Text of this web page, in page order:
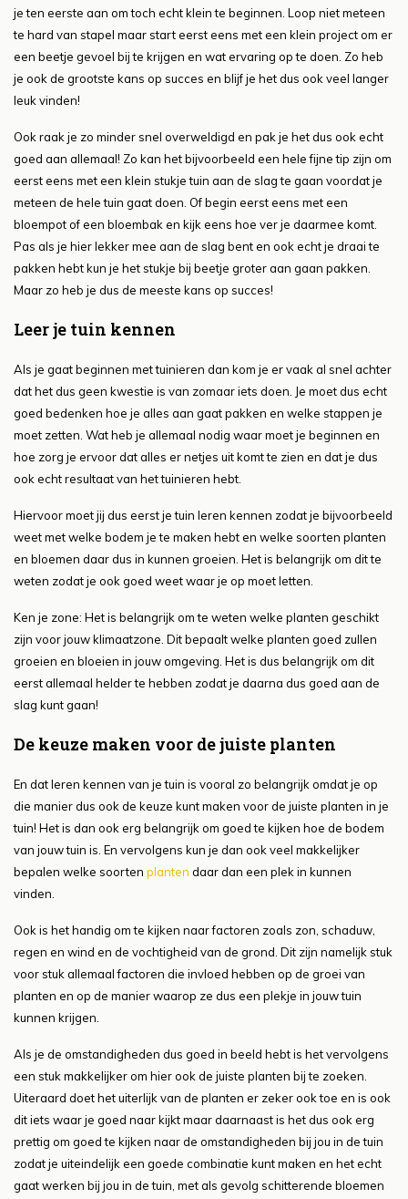
je ten eerste aan om toch echt klein te beginnen. Loop niet meteen
te hard van stapel maar start eerst eens met een klein project om er
een beetje gevoel bij te krijgen en wat ervaring op te doen. Zo heb
je ook de grootste kans op succes en blijf je het dus ook veel langer
leuk vinden!
Ook raak je zo minder snel overweldigd en pak je het dus ook echt
goed aan allemaal! Zo kan het bijvoorbeeld een hele fijne tip zijn om
eerst eens met een klein stukje tuin aan de slag te gaan voordat je
meteen de hele tuin gaat doen. Of begin eerst eens met een
bloempot of een bloembak en kijk eens hoe ver je daarmee komt.
Pas als je hier lekker mee aan de slag bent en ook echt je draai te
pakken hebt kun je het stukje bij beetje groter aan gaan pakken.
Maar zo heb je dus de meeste kans op succes!
Leer je tuin kennen
Als je gaat beginnen met tuinieren dan kom je er vaak al snel achter
dat het dus geen kwestie is van zomaar iets doen. Je moet dus echt
goed bedenken hoe je alles aan gaat pakken en welke stappen je
moet zetten. Wat heb je allemaal nodig waar moet je beginnen en
hoe zorg je ervoor dat alles er netjes uit komt te zien en dat je dus
ook echt resultaat van het tuinieren hebt.
Hiervoor moet jij dus eerst je tuin leren kennen zodat je bijvoorbeeld
weet met welke bodem je te maken hebt en welke soorten planten
en bloemen daar dus in kunnen groeien. Het is belangrijk om dit te
weten zodat je ook goed weet waar je op moet letten.
Ken je zone: Het is belangrijk om te weten welke planten geschikt
zijn voor jouw klimaatzone. Dit bepaalt welke planten goed zullen
groeien en bloeien in jouw omgeving. Het is dus belangrijk om dit
eerst allemaal helder te hebben zodat je daarna dus goed aan de
slag kunt gaan!
De keuze maken voor de juiste planten
En dat leren kennen van je tuin is vooral zo belangrijk omdat je op
die manier dus ook de keuze kunt maken voor de juiste planten in je
tuin! Het is dan ook erg belangrijk om goed te kijken hoe de bodem
van jouw tuin is. En vervolgens kun je dan ook veel makkelijker
bepalen welke soorten planten daar dan een plek in kunnen
vinden.
Ook is het handig om te kijken naar factoren zoals zon, schaduw,
regen en wind en de vochtigheid van de grond. Dit zijn namelijk stuk
voor stuk allemaal factoren die invloed hebben op de groei van
planten en op de manier waarop ze dus een plekje in jouw tuin
kunnen krijgen.
Als je de omstandigheden dus goed in beeld hebt is het vervolgens
een stuk makkelijker om hier ook de juiste planten bij te zoeken.
Uiteraard doet het uiterlijk van de planten er zeker ook toe en is ook
dit iets waar je goed naar kijkt maar daarnaast is het dus ook erg
prettig om goed te kijken naar de omstandigheden bij jou in de tuin
zodat je uiteindelijk een goede combinatie kunt maken en het echt
gaat werken bij jou in de tuin, met als gevolg schitterende bloemen